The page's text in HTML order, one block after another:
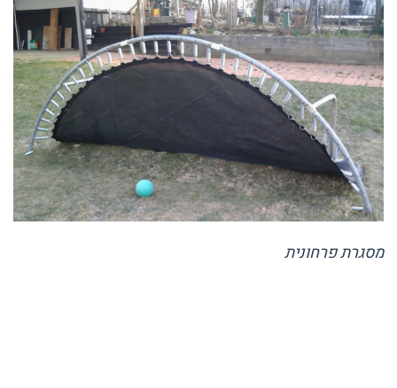
מסגרת פרחונית